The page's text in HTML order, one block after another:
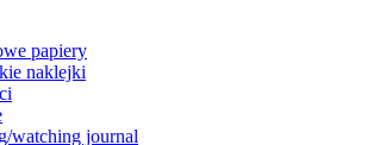
papiery
naklejki
watching journal